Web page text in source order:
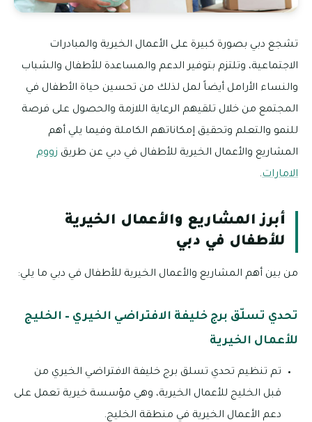
تشجع دبي بصورة كبيرة على الأعمال الخيرية والمبادرات
الاجتماعية، وتلتزم بتوفير الدعم والمساعدة للأطفال والشباب
والنساء الأرامل أيضاً لمل لذلك من تحسين حياة الأطفال في
المجتمع من خلال تلقيهم الرعاية اللازمة والحصول على فرصة
للنمو والتعلم وتحقيق إمكاناتهم الكاملة وفيما يلي أهم
المشاريع والأعمال الخيرية للأطفال في دبي عن طريق زووم
الامارات.
أبرز المشاريع والأعمال الخيرية
للأطفال في دبي
من بين أهم المشاريع والأعمال الخيرية للأطفال في دبي ما يلي:
تحدي تسلّق برج خليفة الافتراضي الخيري – الخليج
للأعمال الخيرية
تم تنظيم تحدي تسلق برج خليفة الافتراضي الخيري من
قبل الخليج للأعمال الخيرية، وهي مؤسسة خيرية تعمل على
دعم الأعمال الخيرية في منطقة الخليج.